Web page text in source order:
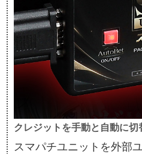
クレジットを手動と自動に
スマパチユニットを外部